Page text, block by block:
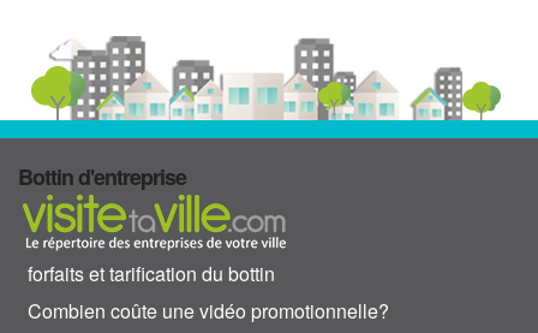
Bottin d'entreprise
forfaits et tarification du bottin
Combien coûte une vidéo promotionnelle?